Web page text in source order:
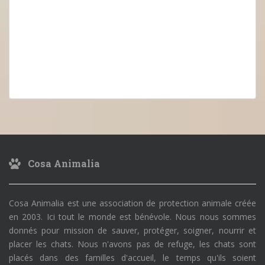
Cosa Animalia
Cosa Animalia est une association de protection animale créée
en 2003. Ici tout le monde est bénévole. Nous nous sommes
donnés pour mission de sauver, protéger, soigner, nourrir et
placer les chats. Nous n'avons pas de refuge, les chats sont
placés dans des familles d'accueil, le temps qu'ils soient